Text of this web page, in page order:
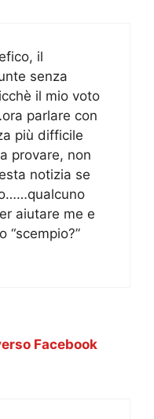
il
senza
il mio voto
parlare con
più difficile
provare, non
notizia se
aiutare me e
“scempio?”
Facebook